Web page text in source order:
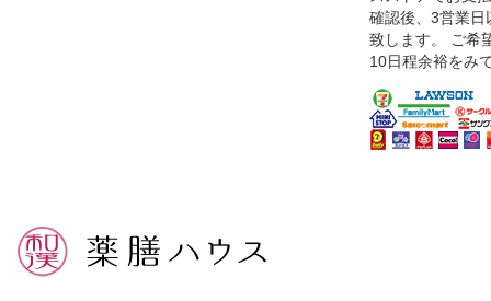
確認後、3営業日
致します。 ご希
10日程余裕をみ